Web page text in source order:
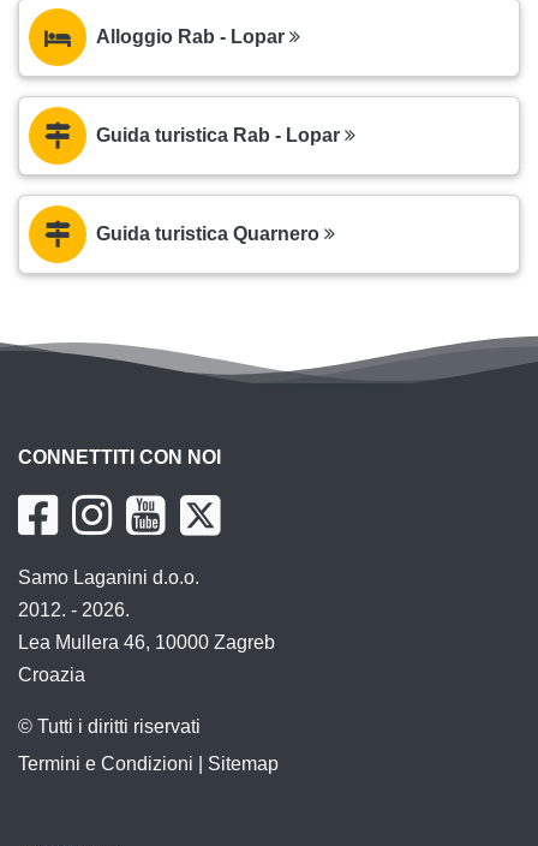
Alloggio Rab - Lopar
Guida turistica Rab - Lopar
Guida turistica Quarnero
CONNETTITI CON NOI
Samo Laganini d.o.o.
2012. - 2026.
Lea Mullera 46, 10000 Zagreb
Croazia
© Tutti i diritti riservati
Termini e Condizioni
Sitemap